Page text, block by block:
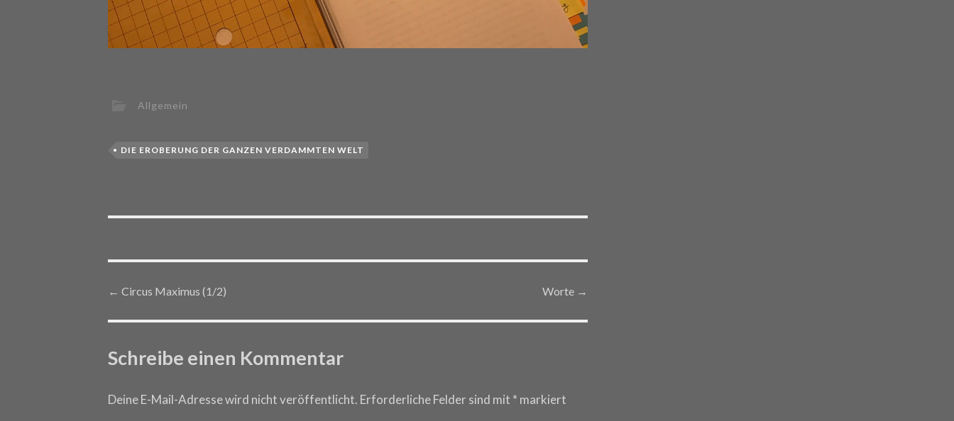
Allgemein
DIE EROBERUNG DER GANZEN VERDAMMTEN WELT
Post navigation
← Circus Maximus (1/2) Worte →
Schreibe einen Kommentar
Deine E-Mail-Adresse wird nicht veröffentlicht. Erforderliche Felder sind mit * markiert